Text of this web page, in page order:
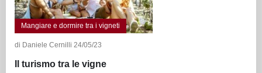
Mangiare e dormire tra i vigneti
di Daniele Cernilli 24/05/23
Il turismo tra le vigne